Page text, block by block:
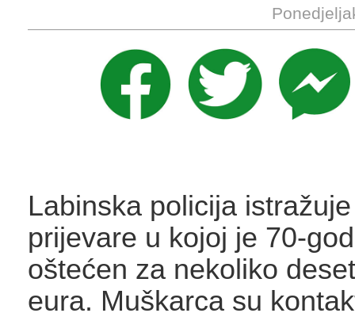
Labinska policija
prijevare u kojoj je 70-
oštećen za nekoliko
eura. Muškarca su